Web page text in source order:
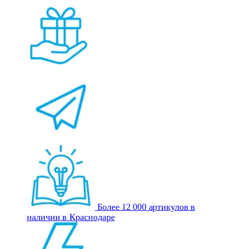
Более 12 000 артикулов в
наличии в Краснодаре